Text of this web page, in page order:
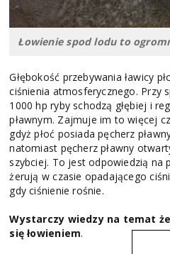
Łowienie spod lodu to
Głębokość przebywania ławicy
ciśnienia atmosferycznego. Przy
1000 hp ryby schodzą głębiej i
pławnym. Zajmuje im to więcej
gdyż płoć posiada pęcherz
natomiast pęcherz pławny
szybciej. To jest odpowiedzią na
żerują w czasie opadającego
gdy ciśnienie rośnie.
Wystarczy wiedzy na temat
się łowieniem.